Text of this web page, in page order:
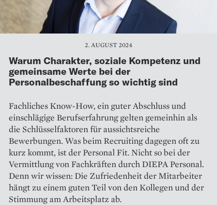
2. AUGUST 2024
Warum Charakter, soziale Kompetenz und
gemeinsame Werte bei der
Personalbeschaffung so wichtig sind
Fachliches Know-How, ein guter Abschluss und
einschlägige Berufserfahrung gelten gemeinhin als
die Schlüsselfaktoren für aussichtsreiche
Bewerbungen. Was beim Recruiting dagegen oft zu
kurz kommt, ist der Personal Fit. Nicht so bei der
Vermittlung von Fachkräften durch DIEPA Personal.
Denn wir wissen: Die Zufriedenheit der Mitarbeiter
hängt zu einem guten Teil von den Kollegen und der
Stimmung am Arbeitsplatz ab.